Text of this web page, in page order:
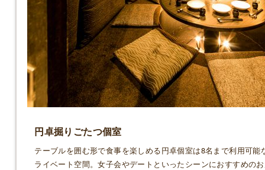
円卓掘りごたつ個室
テーブルを囲む形で食事を楽しめる円卓個室は8名まで利用可能
ライベート空間。女子会やデートといったシーンにおすすめの